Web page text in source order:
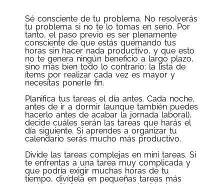
Sé consciente de tu problema. No resolverás
tu problema si no te lo tomas en serio. Por
tanto, el paso previo es ser plenamente
consciente de que estás quemando tus
horas sin hacer nada productivo, y que esto
no te genera ningún beneficio a largo plazo,
sino más bien todo lo contrario: la lista de
ítems por realizar cada vez es mayor y
necesitas ponerle fin.
Planifica tus tareas el día antes. Cada noche,
antes de ir a dormir (aunque también puedes
hacerlo antes de acabar la jornada laboral),
decide cuáles serán las tareas que harás el
día siguiente. Si aprendes a organizar tu
calendario serás mucho más productivo.
Divide las tareas complejas en mini tareas. Si
te enfrentas a una tarea muy complicada y
que podría exigir muchas horas de tu
tiempo, divídela en pequeñas tareas más